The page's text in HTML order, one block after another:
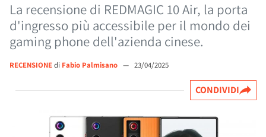
La recensione di REDMAGIC 10 Air, la porta
d'ingresso più accessibile per il mondo dei
gaming phone dell'azienda cinese.
RECENSIONEdi Fabio Palmisano — 23/04/2025
CONDIVIDI